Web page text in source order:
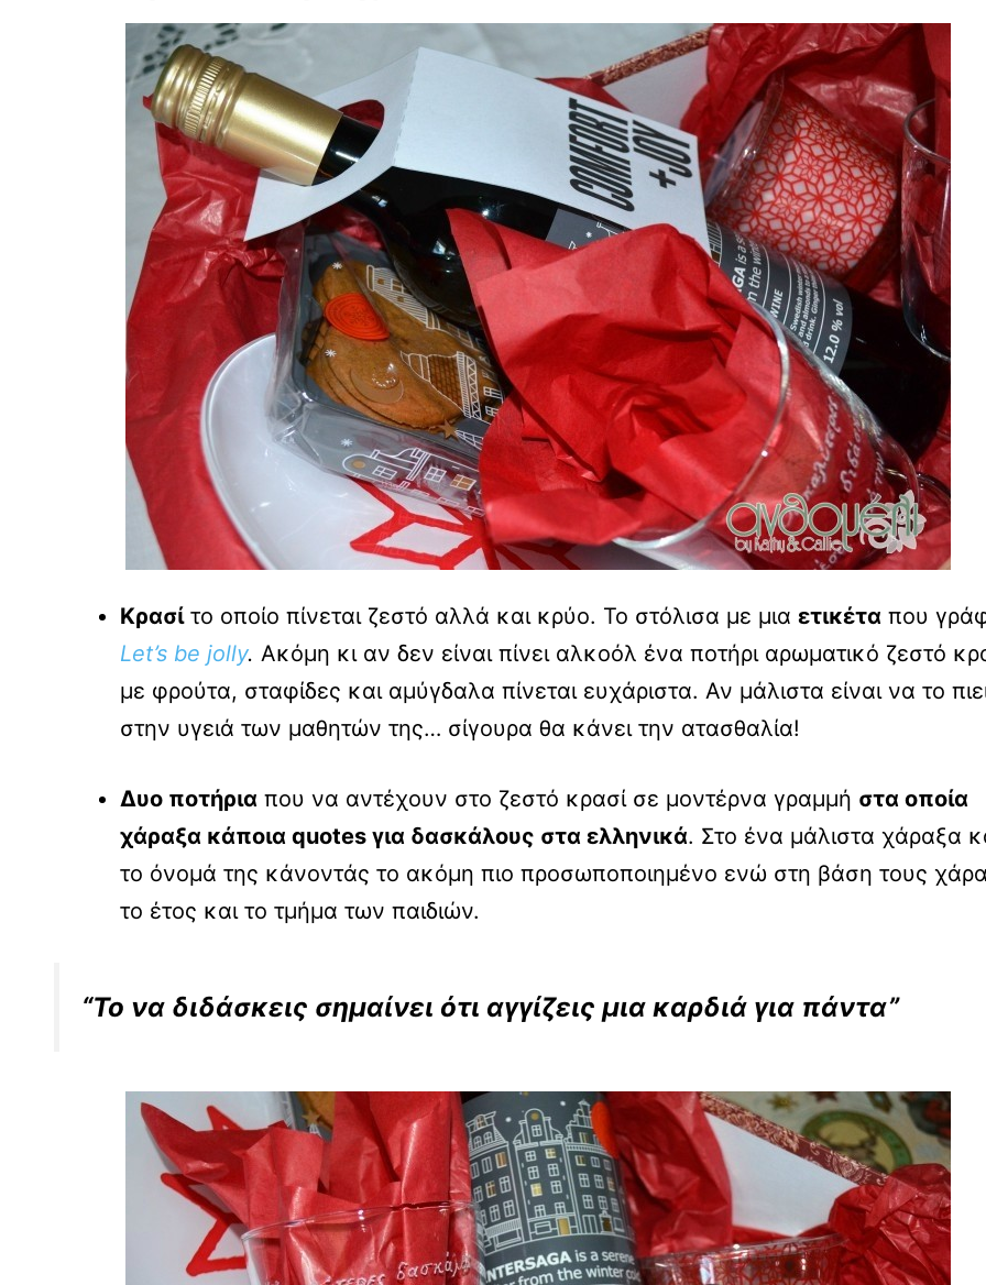
Κρασίτο οποίο πίνεται ζεστό αλλά και κρύο. Το στόλισα με μια ετικέτα που
Let’s be jolly. Ακόμη κι αν δεν είναι πίνει αλκοόλ ένα ποτήρι αρωματικό ζεστό
με φρούτα, σταφίδες και αμύγδαλα πίνεται ευχάριστα. Αν μάλιστα είναι να το
στην υγειά των μαθητών της… σίγουρα θα κάνει την ατασθαλία!
Δυο ποτήρια που να αντέχουν στο ζεστό κρασί σε μοντέρνα γραμμή στα οποία
χάραξα κάποια quotes για δασκάλους στα ελληνικά. Στο ένα μάλιστα χάραξα
το όνομά της κάνοντάς το ακόμη πιο προσωποποιημένο ενώ στη βάση τους
το έτος και το τμήμα των παιδιών.
“Το να διδάσκεις σημαίνει ότι αγγίζεις μια καρδιά για πάντα”